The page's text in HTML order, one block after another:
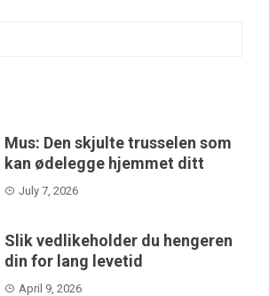
Mus: Den skjulte trusselen som
kan ødelegge hjemmet ditt
July 7, 2026
Slik vedlikeholder du hengeren
din for lang levetid
April 9, 2026